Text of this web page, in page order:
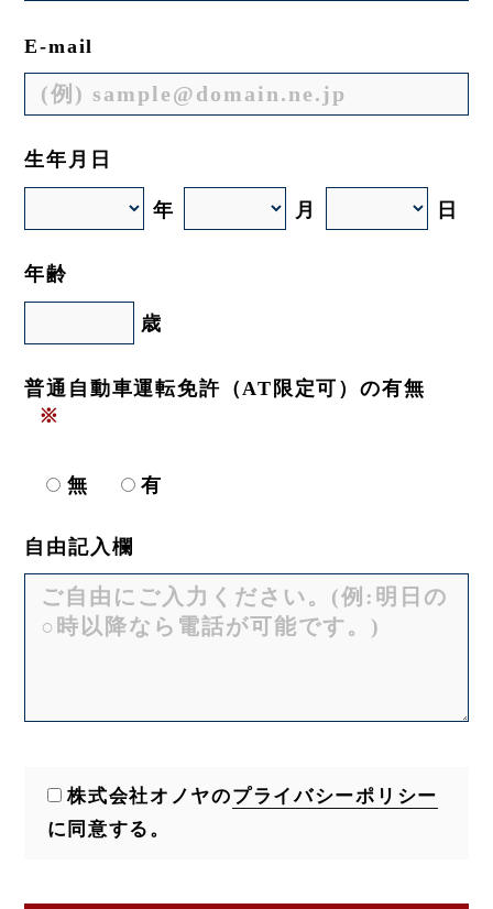
E-mail
生年月日
年 月 日
年齢
歳
普通自動車運転免許（AT限定可）の有無
※
無 有
自由記入欄
株式会社オノヤのプライバシーポリシー
に同意する。